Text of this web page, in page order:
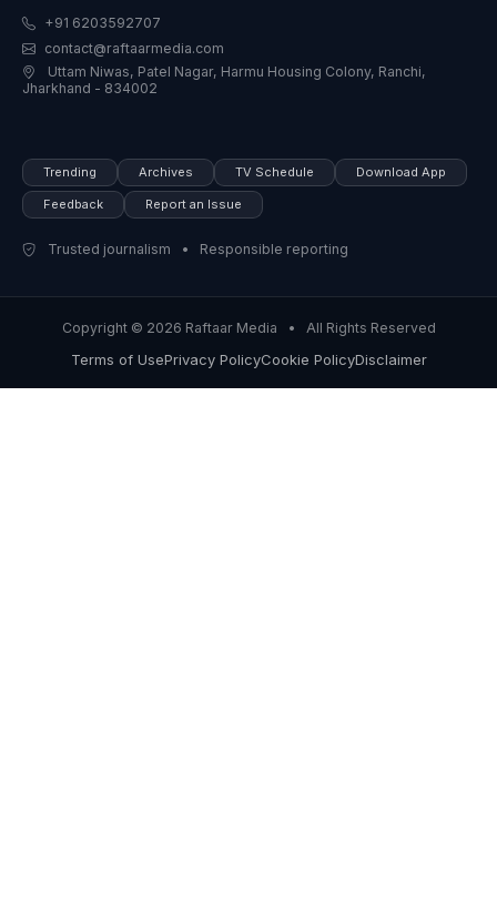
+91 6203592707
contact@raftaarmedia.com
Uttam Niwas, Patel Nagar, Harmu Housing Colony, Ranchi,
Jharkhand - 834002
Trending Archives TV Schedule Download App
Feedback Report an Issue
Trusted journalism • Responsible reporting
Copyright © 2026 Raftaar Media • All Rights Reserved
Terms of UsePrivacy PolicyCookie PolicyDisclaimer